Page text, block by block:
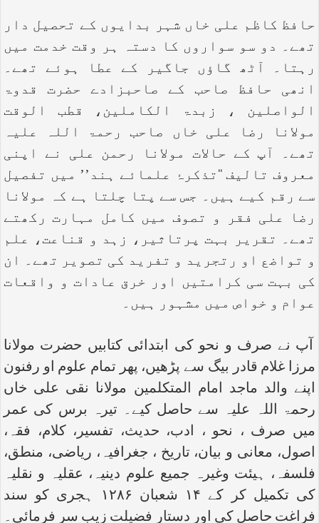
حافظ کاظم علی خاں شہر بدایوں کے تحصیل دار
تھے۔ دو سو سواروں کا دستہ ہر وقت خدمت میں
رہتا۔ آٹھ گاؤں جاگیر کے عطا ہوئے تھے۔
انھی حافظ صاحب کے صاحبزادے حضرت قدوۃ
الواصلین ، زبدۃ الکاملین، قطب الوقت
مولانا رضا علی خاں صاحب رحمۃ اللہ علیہ
تھے۔ آپ کے حالات مولانا رحمن علی نے اپنی
معروف تالیف ‘‘تذکرۂ علمائے ہند’’ میں تفصیل
سے رقم کیے ہیں۔ جس سے پتا چلتا ہے کہ مولانا
رضا علی فقر و تصوف میں کامل مہارت رکھتے
تھے۔ تقریر بہت پرتاثیر، زہد و قناعت، علم
و تواضع او رتجرید و تفرید کی تصویر تھے۔ ان
کی بہت سی کرامتیں اور خرق عادات و واقعات
عوام و خواص میں مشہور ہیں۔
آپ نے صرف و نحو کی ابتدائی کتابیں حضرت مولانا
مرزا غلام قادر بیگ سے پڑھیں، پھر تمام علوم او رفنون
اپنے والد ماجد امام المتکلمین مولانا نقی علی خاں
رحمۃ اللہ علیہ سے حاصل کیے۔ تیرہ برس کی عمر
میں صرف ، نحو ، ادب، حدیث، تفسیر، کلام، فقہ،
اصول، معانی و بیان، تاریخ ، جغرافیہ، ریاضی، منطق،
فلسفہ، ہیئت وغیرہ جمیع علوم دینیہ، عقلیہ و نقلیہ
کی تکمیل کر کے ۱۴ شعبان ۱۲۸۶ ہجری کو سند
فراغت حاصل کی اور دستار فضیلت زیب سر فرمائی۔